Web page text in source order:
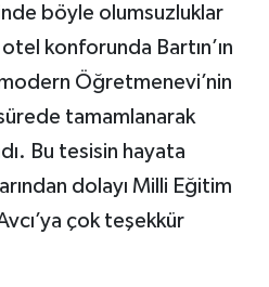
böyle olumsuzluklar
otel konforunda Bartın’ın
modern Öğretmenevi’nin
sürede tamamlanarak
Bu tesisin hayata
dolayı Milli Eğitim
çok teşekkür